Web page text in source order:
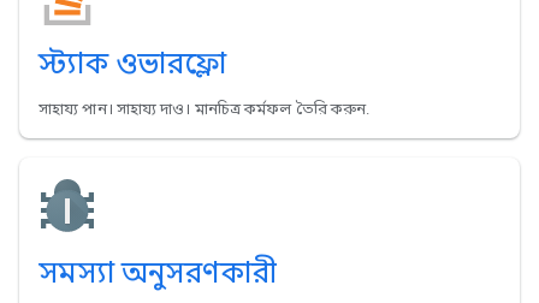
স্ট্যাক ওভারফ্লো
সাহায্য পান। সাহায্য দাও। মানচিত্র কর্মফল তৈরি করুন.
সমস্যা অনুসরণকারী